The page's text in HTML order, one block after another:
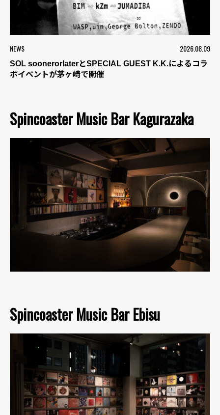
NEWS 2026.08.09
SOL soonerorlaterとSPECIAL GUEST K.K.によるコラ
ボイベントが茅ヶ崎で開催
Spincoaster Music Bar Kagurazaka
Spincoaster Music Bar Ebisu